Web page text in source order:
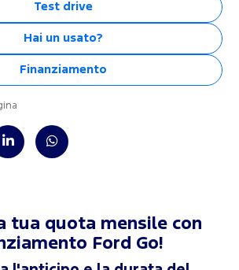
Test drive
Hai un usato?
Finanziamento
tua quota mensile con
Ford Go!